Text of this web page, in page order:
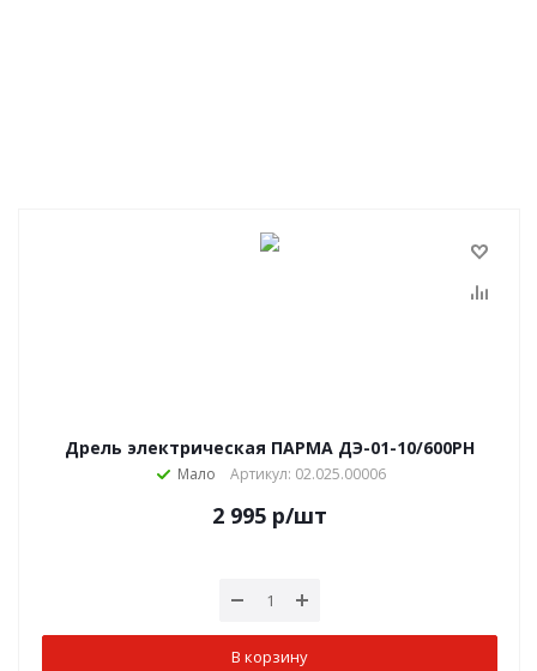
Дрель электрическая ПАРМА ДЭ-01-10/600РН
Мало Артикул: 02.025.00006
2 995 р/шт
В корзину